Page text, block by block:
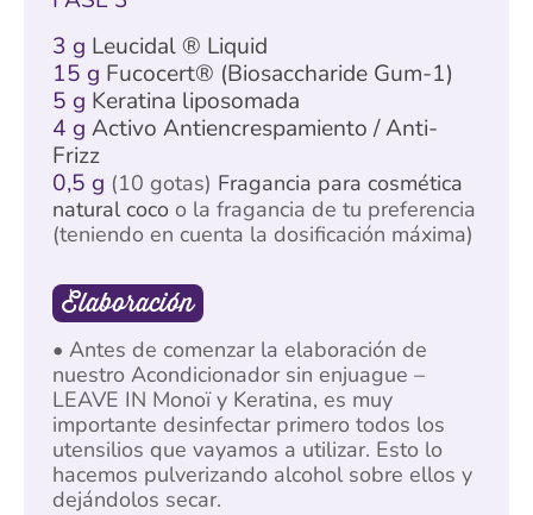
3 g Leucidal ® Liquid
15 g Fucocert® (Biosaccharide Gum-1)
5 g Keratina liposomada
4 g Activo Antiencrespamiento / Anti-
Frizz
0,5 g (10 gotas) Fragancia para cosmética
natural coco o la fragancia de tu preferencia
(teniendo en cuenta la dosificación máxima)
Elaboración
• Antes de comenzar la elaboración de
nuestro Acondicionador sin enjuague –
LEAVE IN Monoï y Keratina, es muy
importante desinfectar primero todos los
utensilios que vayamos a utilizar. Esto lo
hacemos pulverizando alcohol sobre ellos y
dejándolos secar.